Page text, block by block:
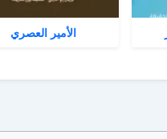
الأمير العصري